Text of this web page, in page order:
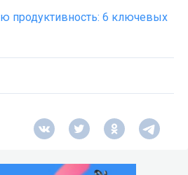
продуктивность: 6 ключевых